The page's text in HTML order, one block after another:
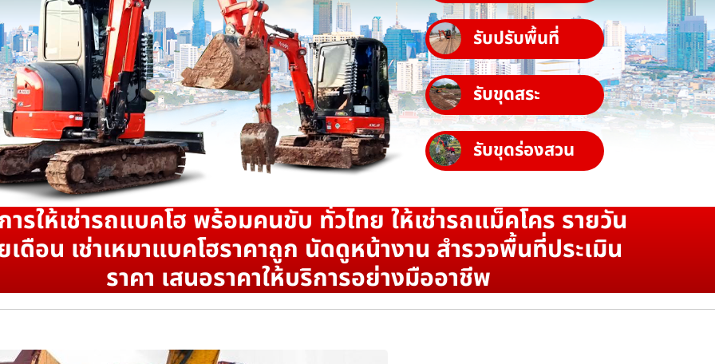
รับปรับพื้นที่
รับขุดสระ
รับขุดร่องสวน
ารให้เช่ารถแบคโฮ พร้อมคนขับ ทั่วไทย ให้เช่ารถแม็คโคร รายวัน
เดือน เช่าเหมาแบคโฮราคาถูก นัดดูหน้างาน สำรวจพื้นที่ประเมิน
ราคา เสนอราคาให้บริการอย่างมืออาชีพ